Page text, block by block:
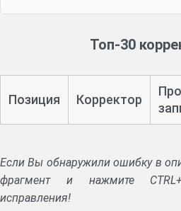
Топ-30
Позиция Корректор
Если Вы обнаружили ошибку в
фрагмент и нажмите
исправления!